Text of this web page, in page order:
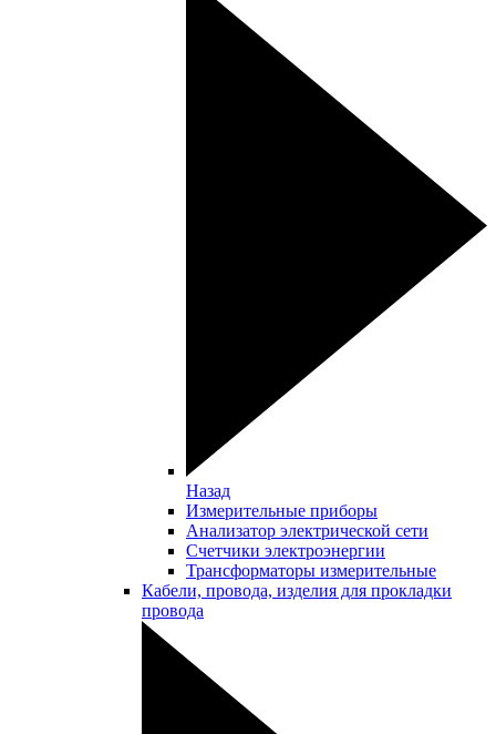
Назад
Измерительные приборы
Анализатор электрической сети
Счетчики электроэнергии
Трансформаторы измерительные
Кабели, провода, изделия для прокладки
провода